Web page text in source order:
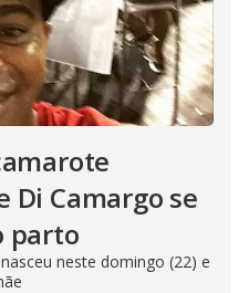
Camargo se
parto
neste domingo (22) e